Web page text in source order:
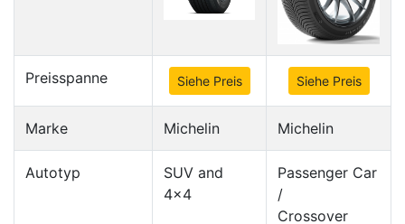
Preisspanne Siehe Preis Siehe Preis
Marke Michelin Michelin
Autotyp
SUV and
4x4
Passenger Car
/
Crossover